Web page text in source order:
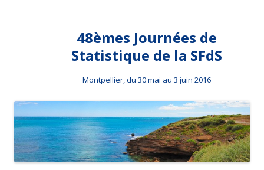
48èmes Journées de
Statistique de la SFdS
Montpellier, du 30 mai au 3 juin 2016